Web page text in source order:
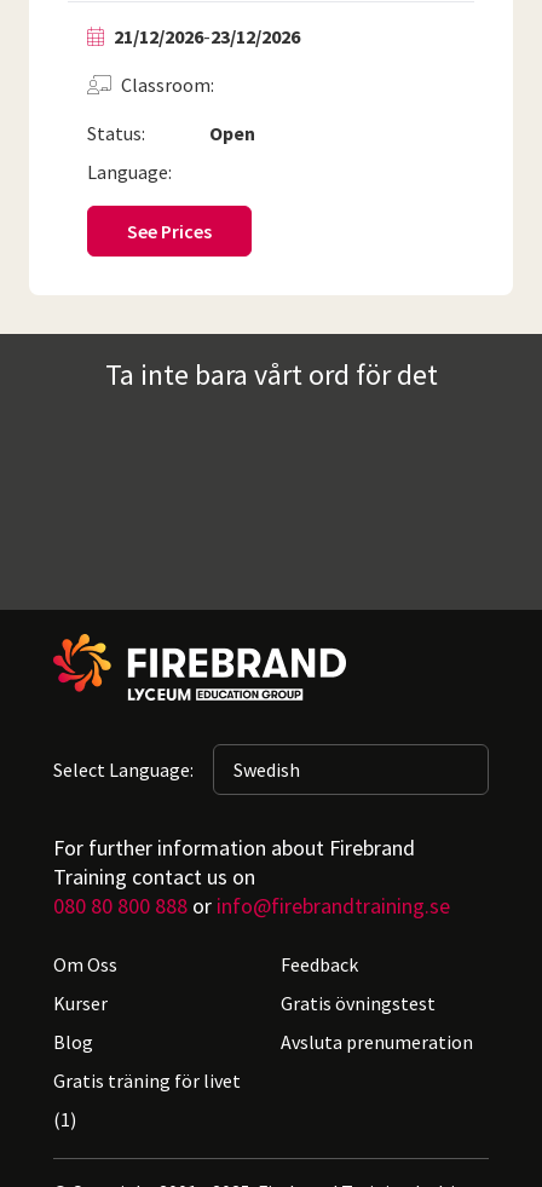
21/12/2026-23/12/2026
Status: Open
Classroom
Language:
See Prices
Ta inte bara vårt ord för det
Select Language:
For further information about Firebrand
Training contact us on
080 80 800 888 or info@firebrandtraining.se
Om Oss
Kurser
Blog
Gratis träning för livet
(1)
Feedback
Gratis övningstest
Avsluta prenumeration